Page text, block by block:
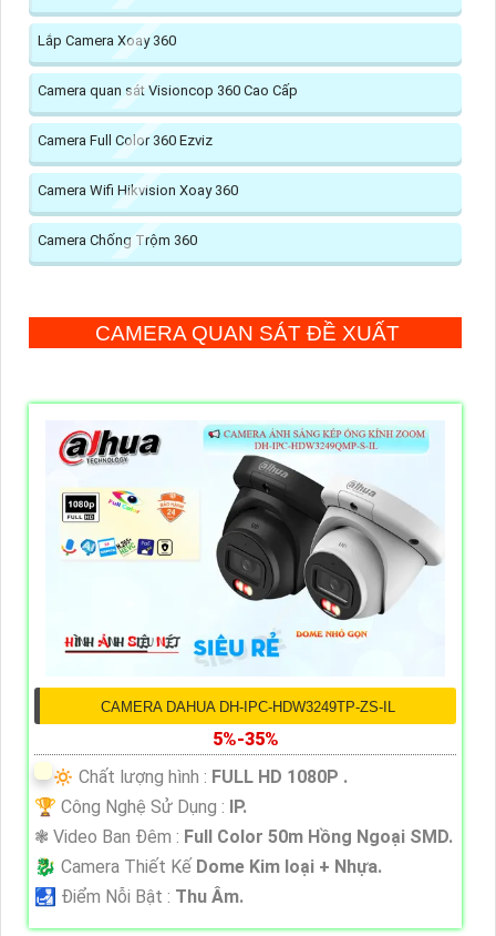
Lắp Camera Xoay 360
Camera quan sát Visioncop 360 Cao Cấp
Camera Full Color 360 Ezviz
Camera Wifi Hikvision Xoay 360
Camera Chống Trộm 360
CAMERA QUAN SÁT ĐỀ XUẤT
CAMERA DAHUA DH-IPC-HDW3249TP-ZS-IL
5%-35%
🔅 Chất lượng hình : FULL HD 1080P .
🏆 Công Nghệ Sử Dụng :
IP.
❃ Video Ban Đêm : Full Color 50m Hồng Ngoại SMD.
🐉️ Camera Thiết Kế Dome Kim loại + Nhựa.
️🛃 Điểm Nỗi Bật : Thu Âm.